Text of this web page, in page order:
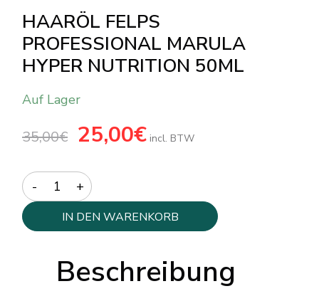
HAARÖL FELPS
PROFESSIONAL MARULA
HYPER NUTRITION 50ML
Auf Lager
35,00€
Ursprünglicher
Preis
25,00€Aktueller
Preis
incl. BTW
Quantity
IN DEN WARENKORB
Beschreibung